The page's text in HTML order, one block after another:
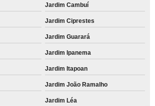
Jardim Cambuí
Jardim Ciprestes
Jardim Guarará
Jardim Ipanema
Jardim Itapoan
Jardim João Ramalho
Jardim Léa